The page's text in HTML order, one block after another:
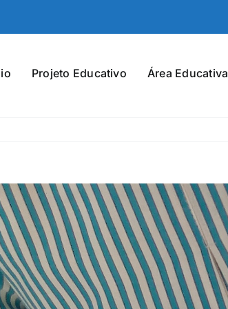
Projeto Educativo Área Educativa